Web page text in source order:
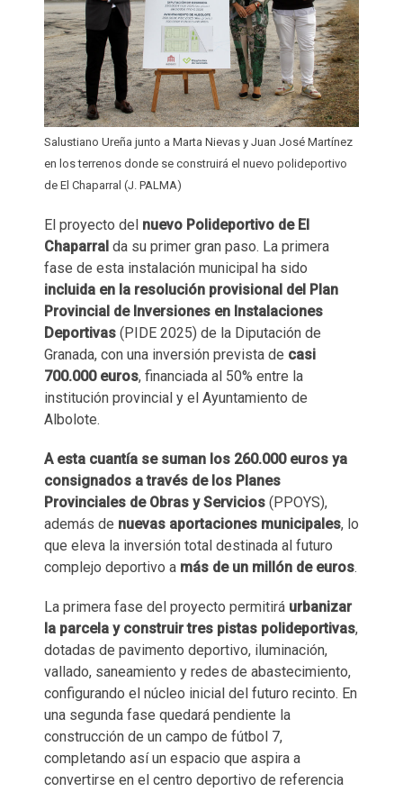
Salustiano Ureña junto a Marta Nievas y Juan José Martínez
en los terrenos donde se construirá el nuevo polideportivo
de El Chaparral (J. PALMA)
El proyecto del nuevo Polideportivo de El
Chaparral da su primer gran paso. La primera
fase de esta instalación municipal ha sido
incluida en la resolución provisional del Plan
Provincial de Inversiones en Instalaciones
Deportivas (PIDE 2025) de la Diputación de
Granada , con una inversión prevista de casi
700.000 euros, financiada al 50% entre la
institución provincial y el Ayuntamiento de
Albolote.
A esta cuantía se suman los 260.000 euros ya
consignados a través de los Planes
Provinciales de Obras y Servicios (PPOYS) ,
además de nuevas aportaciones municipales, lo
que eleva la inversión total destinada al futuro
complejo deportivo a más de un millón de euros.
La primera fase del proyecto permitirá urbanizar
la parcela y construir tres pistas polideportivas,
dotadas de pavimento deportivo, iluminación,
vallado, saneamiento y redes de abastecimiento,
configurando el núcleo inicial del futuro recinto. En
una segunda fase quedará pendiente la
construcción de un campo de fútbol 7,
completando así un espacio que aspira a
convertirse en el centro deportivo de referencia